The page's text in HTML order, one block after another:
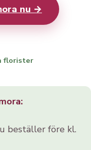
nu →
florister
beställer före kl.